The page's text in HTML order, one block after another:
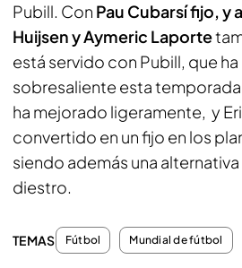
Pubill. Con Pau Cubarsí fijo, y a
Huijsen y Aymeric Laporte
está servido con Pubill, que
sobresaliente esta
ha mejorado ligeramente, y
convertido en un fijo en los
siendo además una
diestro.
TEMAS Fútbol Mundial de fútbol